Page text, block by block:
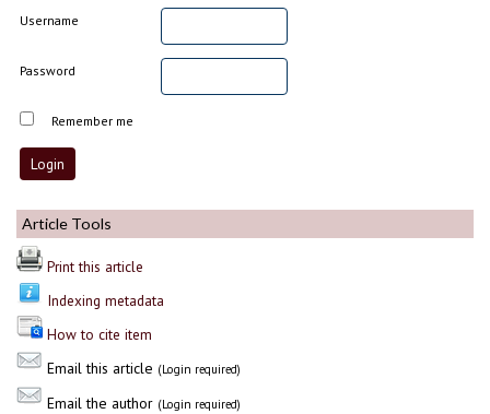
Username
Password
Remember me
Article Tools
Print this article
Indexing metadata
How to cite item
Email this article (Login required)
Email the author (Login required)